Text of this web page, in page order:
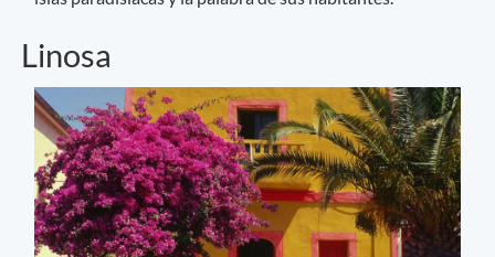
Linosa